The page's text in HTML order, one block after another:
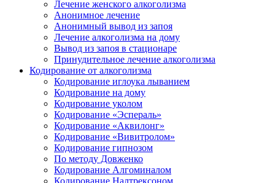
Лечение женского алкоголизма
Анонимное лечение
Анонимный вывод из запоя
Лечение алкоголизма на дому
Вывод из запоя в стационаре
Принудительное лечение алкоголизма
Кодирование от алкоголизма
Кодирование иглоука лыванием
Кодирование на дому
Кодирование уколом
Кодирование «Эспераль»
Кодирование «Аквилонг»
Кодирование «Вивитролом»
Кодирование гипнозом
По методу Довженко
Кодирование Алгоминалом
Кодирование Налтрексоном